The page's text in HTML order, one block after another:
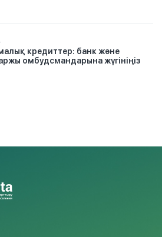
кредиттер: банк және
омбудсмандарына жүгініңіз